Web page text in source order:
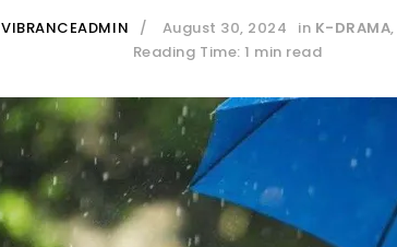
VIBRANCEADMIN August 30, 2024 in K-DRAMA,
Reading Time: 1 min read